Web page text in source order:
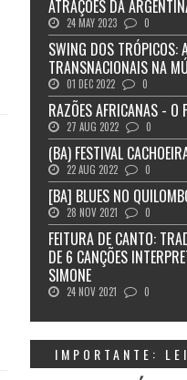
ATRAÇÕES DA
24 MAY 2023 0
SWING DOS TRÓPICOS:
TRANSNACIONAIS NA
01 DEC 2022 0
RAZÕES AFRICANAS - O
27 AUG 2022 0
(BA) FESTIVAL
22 AUG 2022 0
[BA] BLUES NO
28 NOV 2021 0
FEITURA DE CANTO:
DE 6 CANÇÕES
SIMONE
24 NOV 2021 0
IMPORTANTE: